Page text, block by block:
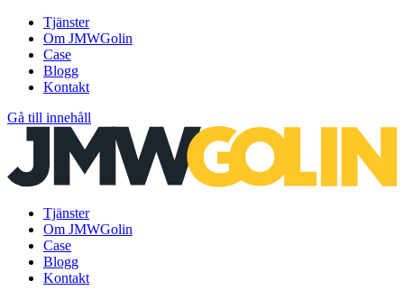
Tjänster
Om JMWGolin
Case
Blogg
Kontakt
Gå till innehåll
Tjänster
Om JMWGolin
Case
Blogg
Kontakt